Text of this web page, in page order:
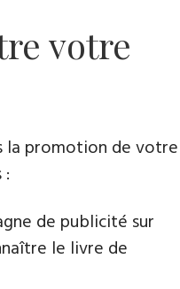
votre
la promotion de votre
:
de publicité sur
le livre de